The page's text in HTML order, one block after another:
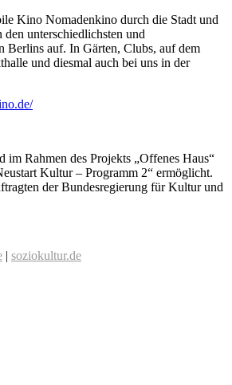
Kino Nomadenkino durch die Stadt und
den unterschiedlichsten und
Berlins auf. In Gärten, Clubs, auf dem
und diesmal auch bei uns in der
Rahmen des Projekts „Offenes Haus“
Kultur – Programm 2“ ermöglicht.
der Bundesregierung für Kultur und
| soziokultur.de